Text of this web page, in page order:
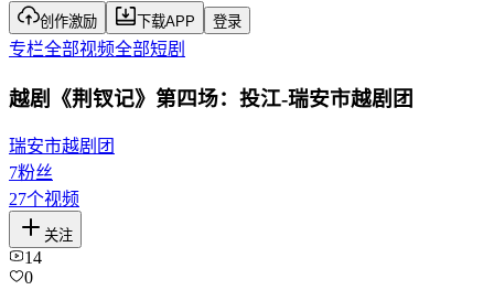
创作激励 下载APP 登录
专栏全部视频全部短剧
越剧《荆钗记》第四场：投江-瑞安市越剧团
瑞安市越剧团
7粉丝
27个视频
关注
14
0